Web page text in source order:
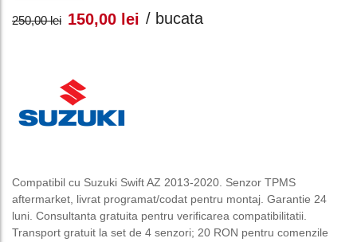
250,00lei Prețul
a
fost:
150,00 lei Prețul
/ bucata
Compatibil cu Suzuki Swift AZ 2013-2020. Senzor TPMS
aftermarket, livrat programat/codat pentru montaj. Garantie 24
luni. Consultanta gratuita pentru verificarea compatibilitatii.
Transport gratuit la set de 4 senzori; 20 RON pentru comenzile